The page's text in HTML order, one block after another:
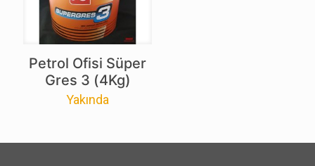
Petrol Ofisi Süper
Gres 3 (4Kg)
Yakında